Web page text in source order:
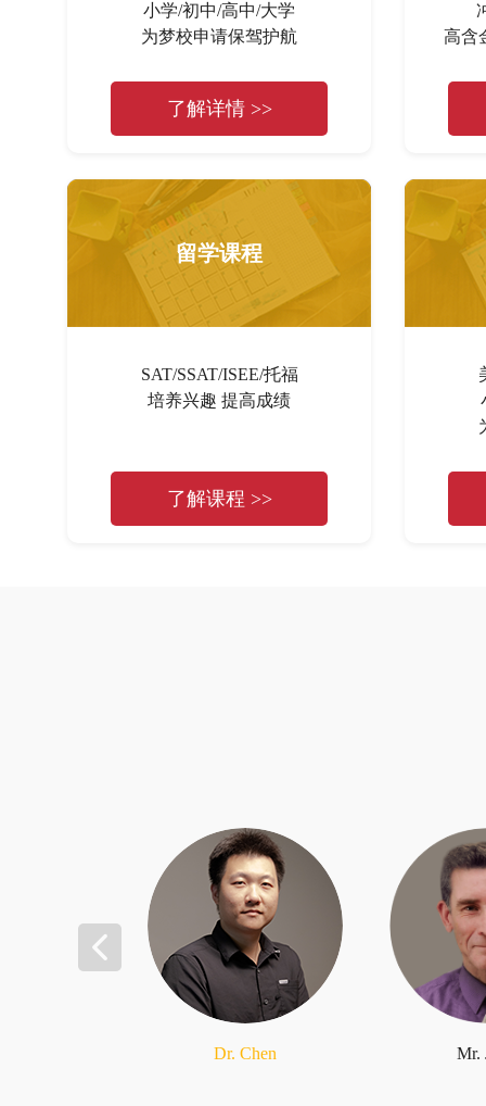
小学/初中/高中/大学
为梦校申请保驾护航
了解详情 >>
高含
留学课程
SAT/SSAT/ISEE/托福
培养兴趣 提高成绩
了解课程 >>
Dr. Chen Mr.